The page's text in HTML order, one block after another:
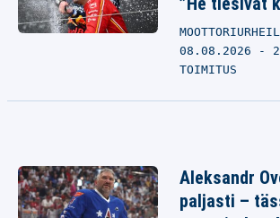
08.08.2026 -
TOIMITUS
Aleksandr
paljasti –